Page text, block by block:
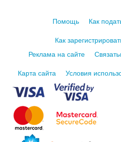
Помощь Как
Как
Реклама на сайте
Карта сайта Условия